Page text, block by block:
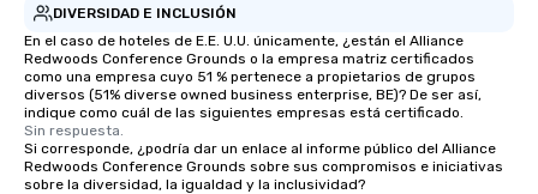
DIVERSIDAD E INCLUSIÓN
En el caso de hoteles de E.E. U.U. únicamente, ¿están el Alliance
Redwoods Conference Grounds o la empresa matriz certificados
como una empresa cuyo 51 % pertenece a propietarios de grupos
diversos (51% diverse owned business enterprise, BE)? De ser así,
indique como cuál de las siguientes empresas está certificado.
Sin respuesta.
Si corresponde, ¿podría dar un enlace al informe público del Alliance
Redwoods Conference Grounds sobre sus compromisos e iniciativas
sobre la diversidad, la igualdad y la inclusividad?